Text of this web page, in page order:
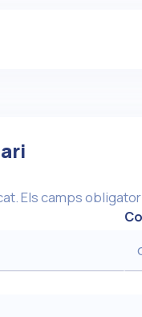
Els camps